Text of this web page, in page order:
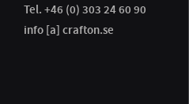
Tel. +46 (0) 303 24 60 90
info [a] crafton.se